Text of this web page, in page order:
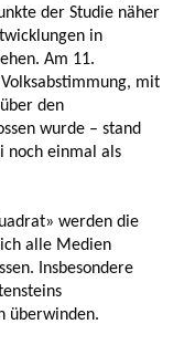
der Studie näher
in
Am 11.
mit
den
wurde – stand
noch einmal als
werden die
alle Medien
Insbesondere
überwinden.